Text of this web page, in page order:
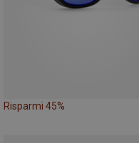
Risparmi 45%